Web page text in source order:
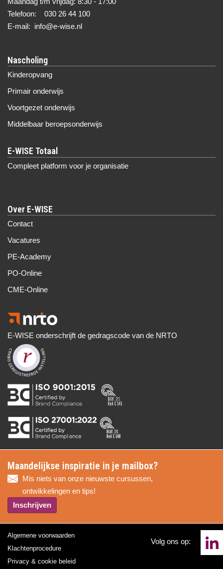
Telefoon: 030 26 44 100
E-mail: info@e-wise.nl
Nascholing
Kinderopvang
Primair onderwijs
Voortgezet onderwijs
Middelbaar beroepsonderwijs
Compleet platform voor je organisatie
Over E-WISE
Contact
Vacatures
PE-Academy
PO-Online
CME-Online
E-WISE onderschrijft de gedragscode van de NRTO
Maandelijkse inspiratie in je mailbox?
Mis niets van onze nieuwste cursussen,
ontwikkelingen en tips!
Inschrijven
Algemene voorwaarden
Klachtenprocedure
Privacy & cookie beleid
Volg ons op: